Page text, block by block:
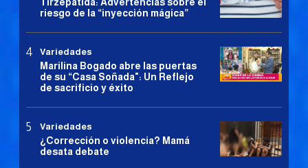
riesgo de la “inyección mágica”
Variedades
Marilina Bogado abre las puertas
de su “Casa Soñada": Un Reflejo
de sacrificio y éxito
Variedades
¿Corrección o violencia? Mamá
desata debate